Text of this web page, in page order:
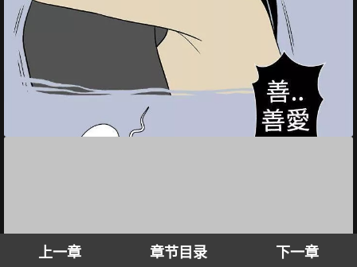
上一章 章节目录 下一章